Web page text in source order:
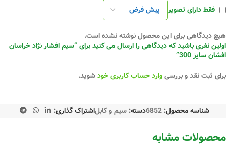
فقط دارای تصویر
هیچ دیدگاهی برای این محصول نوشته نشده است.
اولین نفری باشید که دیدگاهی را ارسال می کنید برای “سیم افشار نژاد خراسان
افشان سایز 300”
برای ثبت نقد و بررسیوارد حساب کاربری خودشوید.
شناسه محصول: 6852دسته: سیم و کابلاشتراک گذاری:
محصولات مشابه